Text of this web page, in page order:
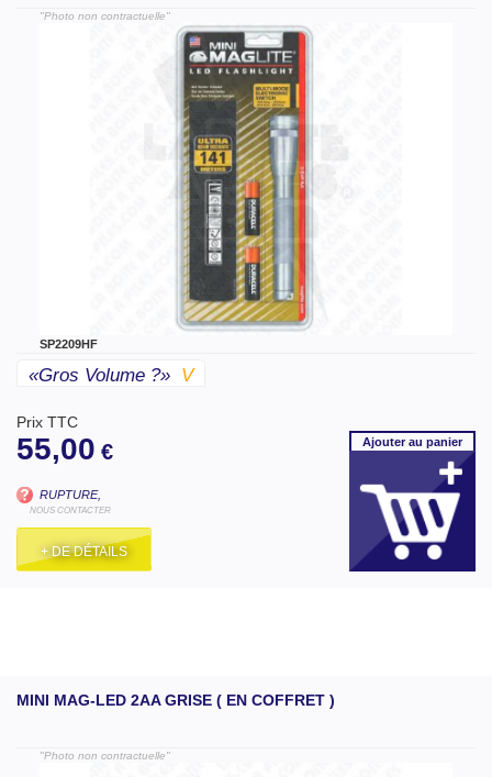
"Photo non contractuelle"
SP2209HF
«gros Volume ?» V
Prix TTC
55,00 €
RUPTURE,
NOUS CONTACTER
+ DE DÉTAILS
Ajouterau panier
MINI MAG-LED 2AA GRISE ( EN COFFRET )
"Photo non contractuelle"